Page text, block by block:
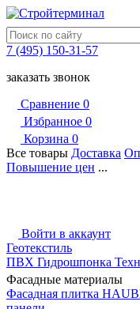
7 (495) 150-31-57
заказать звонок
Сравнение 0
Избранное 0
Корзина 0
Все товары Доставка
Повышение цен ...
Войти в аккаунт
Геотекстиль
ПВХ Гидрошпонка
Фасадные материалы
Фасадная плитка